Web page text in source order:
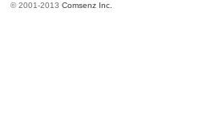
© 2001-2013Comsenz Inc.